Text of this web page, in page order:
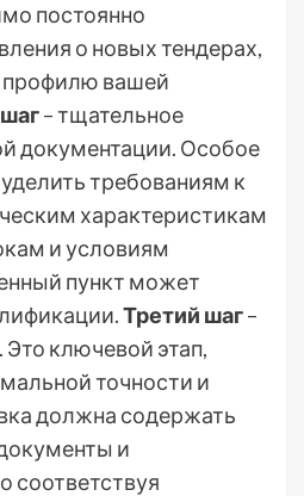
постоянно
о новых тендерах,
вашей
– тщательное
документации. Особое
требованиям к
характеристикам
и условиям
пункт может
Третий шаг–
Это ключевой этап,
точности и
должна содержать
и
соответствуя